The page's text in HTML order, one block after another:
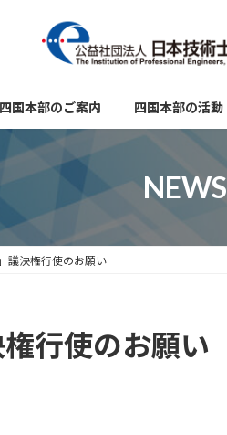
四国本部のご案内 四国本部の活動
NEWS
議決権行使のお願い
行使のお願い